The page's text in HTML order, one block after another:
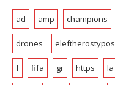
ad amp champions
drones eleftherostypos
f fifa gr https la